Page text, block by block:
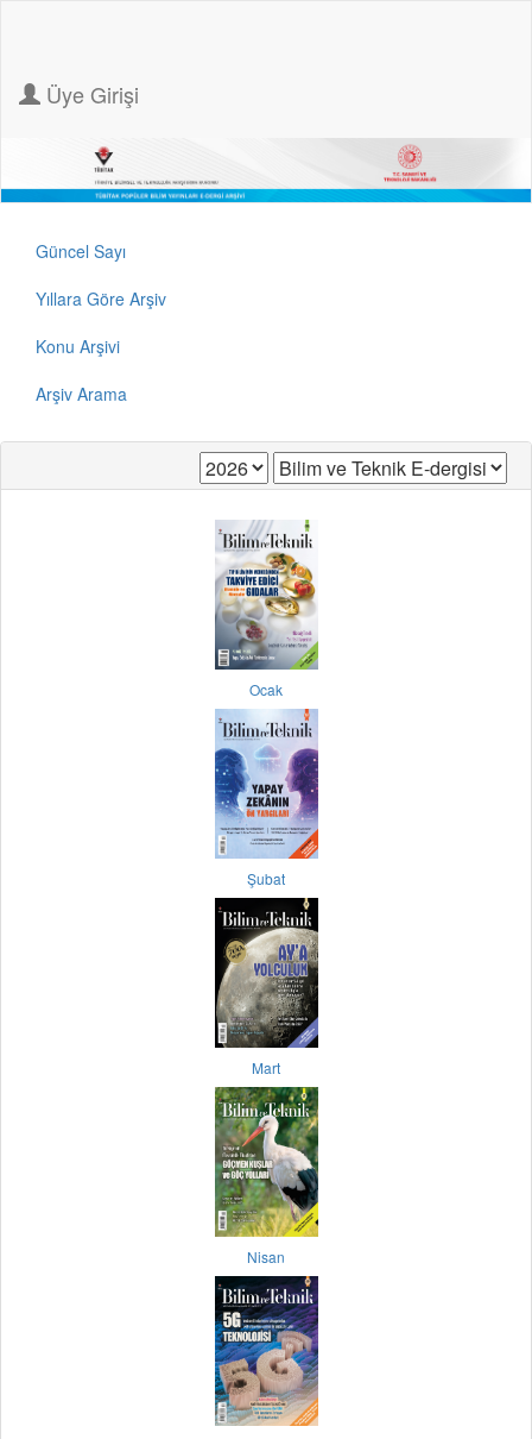
Üye Girişi
Güncel Sayı
Yıllara Göre Arşiv
Konu Arşivi
Arşiv Arama
Ocak
Şubat
Mart
Nisan